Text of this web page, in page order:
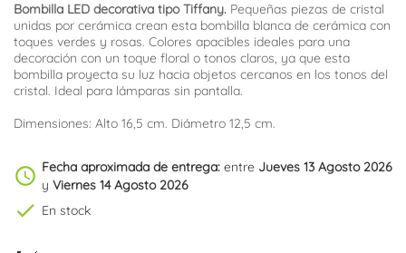
Bombilla LED decorativa tipo Tiffany. Pequeñas piezas de cristal
unidas por cerámica crean esta bombilla blanca de cerámica con
toques verdes y rosas. Colores apacibles ideales para una
decoración con un toque floral o tonos claros, ya que esta
bombilla proyecta su luz hacia objetos cercanos en los tonos del
cristal. Ideal para lámparas sin pantalla.
Dimensiones: Alto 16,5 cm. Diámetro 12,5 cm.
schedule Fecha aproximada de entrega: entre Jueves 13 Agosto 2026
y Viernes 14 Agosto 2026
check En stock